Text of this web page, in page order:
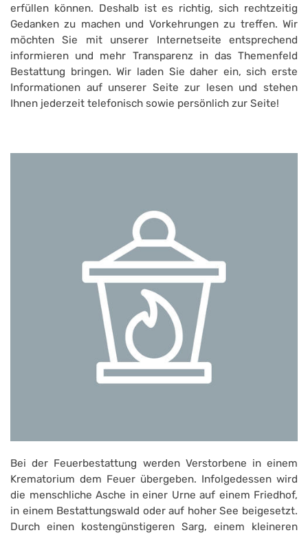
erfüllen können. Deshalb ist es richtig, sich rechtzeitig
Gedanken zu machen und Vorkehrungen zu treffen. Wir
möchten Sie mit unserer Internetseite entsprechend
informieren und mehr Transparenz in das Themenfeld
Bestattung bringen. Wir laden Sie daher ein, sich erste
Informationen auf unserer Seite zur lesen und stehen
Ihnen jederzeit telefonisch sowie persönlich zur Seite!
Bei der Feuerbestattung werden Verstorbene in einem
Krematorium dem Feuer übergeben. Infolgedessen wird
die menschliche Asche in einer Urne auf einem Friedhof,
in einem Bestattungswald oder auf hoher See beigesetzt.
Durch einen kostengünstigeren Sarg, einem kleineren